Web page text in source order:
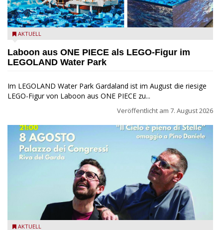
Laboon aus ONE PIECE als LEGO-Figur im LEGOLAND Water
AKTUELL
Laboon aus ONE PIECE als LEGO-Figur im
LEGOLAND Water Park
Im LEGOLAND Water Park Gardaland ist im August die riesige
LEGO-Figur von Laboon aus ONE PIECE zu...
Veröffentlicht am 7. August 2026
Fabrizio Bosso & Julian Oliver Mazzariello zu Gast beim Garda
AKTUELL